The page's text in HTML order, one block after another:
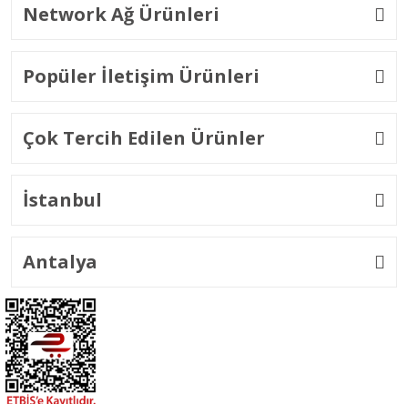
Network Ağ Ürünleri
Popüler İletişim Ürünleri
Çok Tercih Edilen Ürünler
İstanbul
Antalya